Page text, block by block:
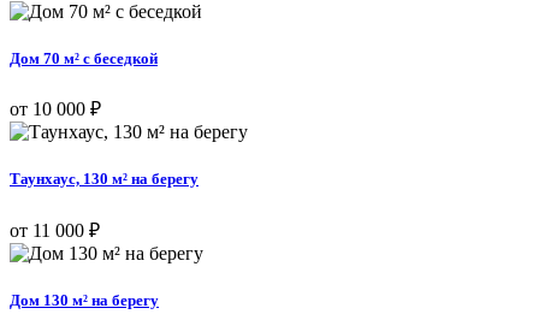
Дом 70 м² с беседкой
от 10 000 ₽
Таунхаус, 130 м² на берегу
от 11 000 ₽
Дом 130 м² на берегу